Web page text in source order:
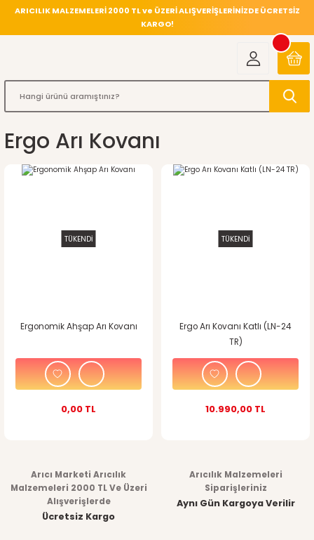
ARICILIK MALZEMELERİ 2000 TL ve ÜZERİ ALIŞVERİŞLERİNİZDE ÜCRETSİZ
KARGO!
Ergo Arı Kovanı
TÜKENDİ
Ergonomik Ahşap Arı Kovanı
0,00 TL
TÜKENDİ
Ergo Arı Kovanı Katlı (LN-24
TR)
10.990,00 TL
Arıcı Marketi Arıcılık
Malzemeleri 2000 TL Ve Üzeri
Alışverişlerde
Ücretsiz Kargo
Arıcılık Malzemeleri
Siparişleriniz
Aynı Gün Kargoya Verilir